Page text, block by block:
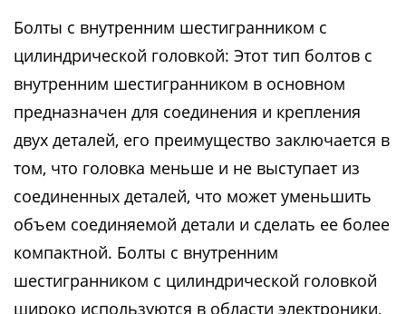
Болты с внутренним шестигранником с
цилиндрической головкой: Этот тип болтов с
внутренним шестигранником в основном
предназначен для соединения и крепления
двух деталей, его преимущество заключается в
том, что головка меньше и не выступает из
соединенных деталей, что может уменьшить
объем соединяемой детали и сделать ее более
компактной. Болты с внутренним
шестигранником с цилиндрической головкой
широко используются в области электроники,